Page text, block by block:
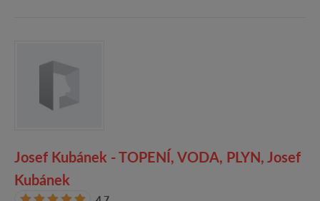
Josef Kubánek - TOPENÍ, VODA, PLYN, Josef
Kubánek